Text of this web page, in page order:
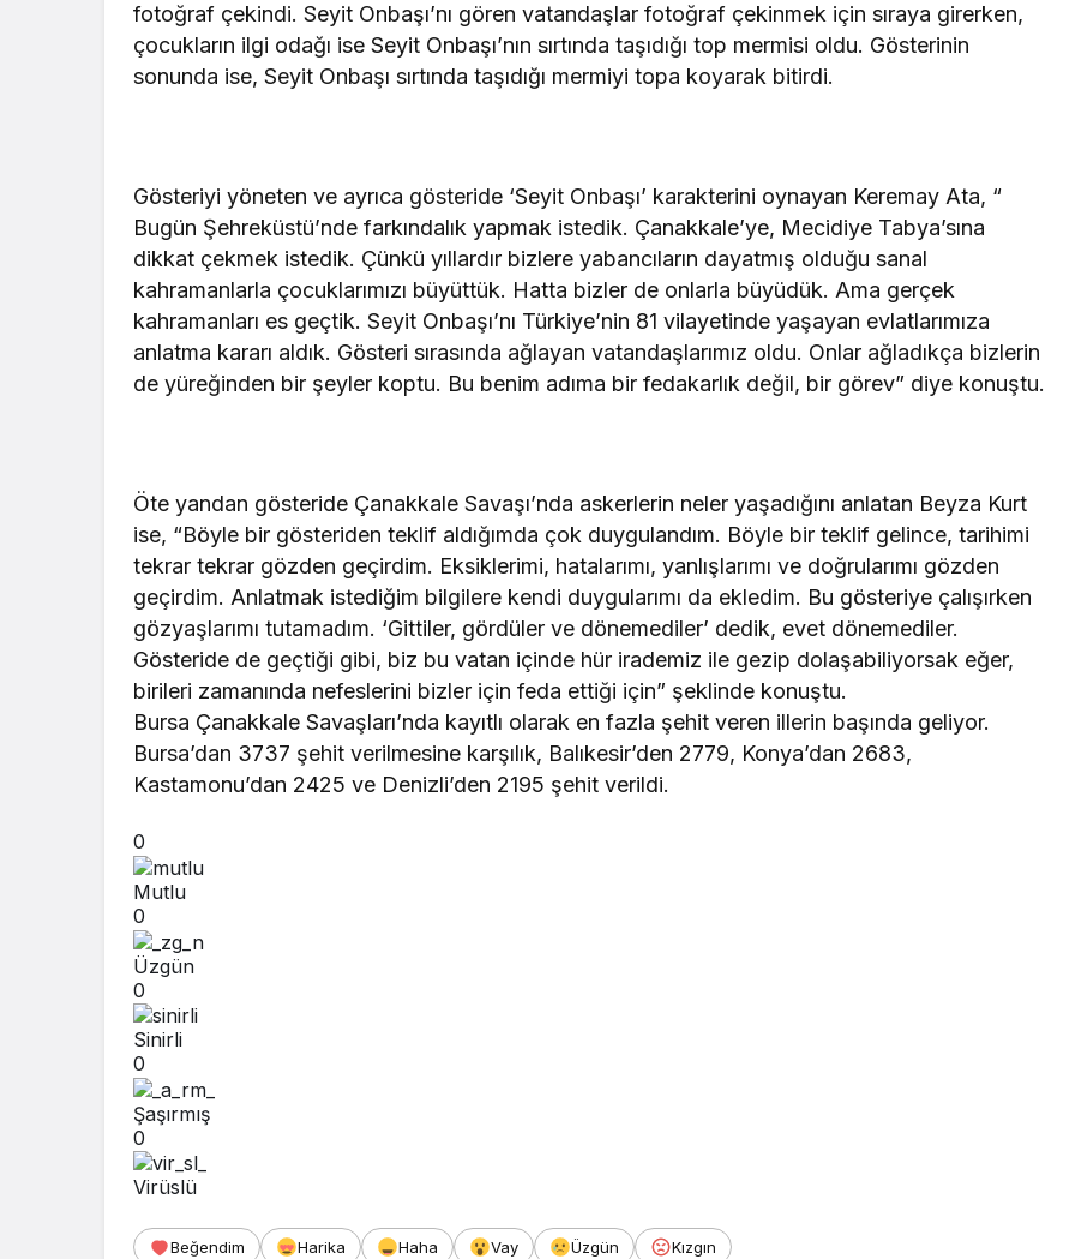
fotoğraf çekindi. Seyit Onbaşı’nı gören vatandaşlar fotoğraf çekinmek için sıraya girerken,
çocukların ilgi odağı ise Seyit Onbaşı’nın sırtında taşıdığı top mermisi oldu. Gösterinin
sonunda ise, Seyit Onbaşı sırtında taşıdığı mermiyi topa koyarak bitirdi.
Gösteriyi yöneten ve ayrıca gösteride ‘Seyit Onbaşı’ karakterini oynayan Keremay Ata, “
Bugün Şehreküstü’nde farkındalık yapmak istedik. Çanakkale’ye, Mecidiye Tabya’sına
dikkat çekmek istedik. Çünkü yıllardır bizlere yabancıların dayatmış olduğu sanal
kahramanlarla çocuklarımızı büyüttük. Hatta bizler de onlarla büyüdük. Ama gerçek
kahramanları es geçtik. Seyit Onbaşı’nı Türkiye’nin 81 vilayetinde yaşayan evlatlarımıza
anlatma kararı aldık. Gösteri sırasında ağlayan vatandaşlarımız oldu. Onlar ağladıkça bizlerin
de yüreğinden bir şeyler koptu. Bu benim adıma bir fedakarlık değil, bir görev” diye konuştu.
Öte yandan gösteride Çanakkale Savaşı’nda askerlerin neler yaşadığını anlatan Beyza Kurt
ise, “Böyle bir gösteriden teklif aldığımda çok duygulandım. Böyle bir teklif gelince, tarihimi
tekrar tekrar gözden geçirdim. Eksiklerimi, hatalarımı, yanlışlarımı ve doğrularımı gözden
geçirdim. Anlatmak istediğim bilgilere kendi duygularımı da ekledim. Bu gösteriye çalışırken
gözyaşlarımı tutamadım. ‘Gittiler, gördüler ve dönemediler’ dedik, evet dönemediler.
Gösteride de geçtiği gibi, biz bu vatan içinde hür irademiz ile gezip dolaşabiliyorsak eğer,
birileri zamanında nefeslerini bizler için feda ettiği için” şeklinde konuştu.
Bursa Çanakkale Savaşları’nda kayıtlı olarak en fazla şehit veren illerin başında geliyor.
Bursa’dan 3737 şehit verilmesine karşılık, Balıkesir’den 2779, Konya’dan 2683,
Kastamonu’dan 2425 ve Denizli’den 2195 şehit verildi.
0
Mutlu
0
Üzgün
0
Sinirli
0
Şaşırmış
0
Virüslü
Beğendim Harika Haha Vay Üzgün Kızgın